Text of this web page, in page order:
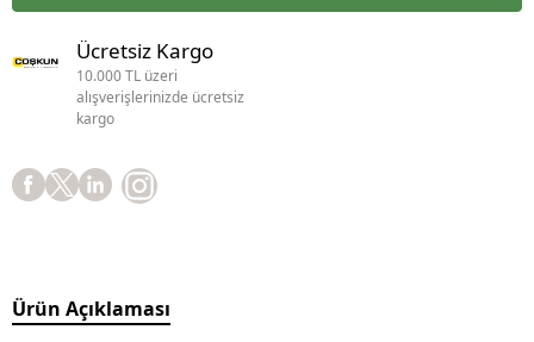
Ücretsiz Kargo
10.000 TL üzeri
alışverişlerinizde ücretsiz
kargo
Ürün Açıklaması